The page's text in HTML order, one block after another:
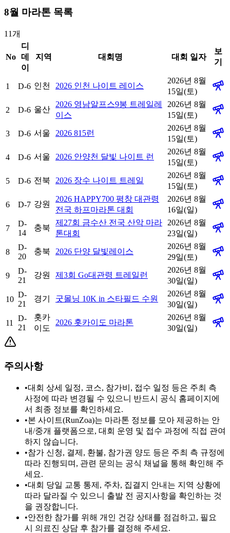
8월 마라톤 목록
11개
No
디
데
이
지역 대회명 대회 일자
보
기
1 D-6 인천 2026 인천 나이트 레이스
2026년 8월
15일(토)
2 D-6 울산
2026 영남알프스9봉 트레일레
이스
2026년 8월
15일(토)
3 D-6 서울 2026 815런
2026년 8월
15일(토)
4 D-6 서울 2026 안양천 달빛 나이트 런
2026년 8월
15일(토)
5 D-6 전북 2026 장수 나이트 트레일
2026년 8월
15일(토)
6 D-7 강원
2026 HAPPY700 평창 대관령
전국 하프마라톤 대회
2026년 8월
16일(일)
7
D-
14
충북
제27회 금수산 전국 산악 마라
톤대회
2026년 8월
23일(일)
8
D-
20
충북 2026 단양 달빛레이스
2026년 8월
29일(토)
9
D-
21
강원 제3회 Go대관령 트레일런
2026년 8월
30일(일)
10
D-
21
경기 굿몰닝 10K in 스타필드 수원
2026년 8월
30일(일)
11
D-
21
홋카
이도
2026 홋카이도 마라톤
2026년 8월
30일(일)
주의사항
•대회 상세 일정, 코스, 참가비, 접수 일정 등은 주최 측
사정에 따라 변경될 수 있으니 반드시 공식 홈페이지에
서 최종 정보를 확인하세요.
•본 사이트(RunZoa)는 마라톤 정보를 모아 제공하는 안
내/중개 플랫폼으로, 대회 운영 및 접수 과정에 직접 관여
하지 않습니다.
•참가 신청, 결제, 환불, 참가권 양도 등은 주최 측 규정에
따라 진행되며, 관련 문의는 공식 채널을 통해 확인해 주
세요.
•대회 당일 교통 통제, 주차, 집결지 안내는 지역 상황에
따라 달라질 수 있으니 출발 전 공지사항을 확인하는 것
을 권장합니다.
•안전한 참가를 위해 개인 건강 상태를 점검하고, 필요
시 의료진 상담 후 참가를 결정해 주세요.